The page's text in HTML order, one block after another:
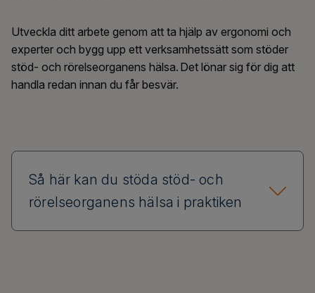
Utveckla ditt arbete genom att ta hjälp av ergonomi och
experter och bygg upp ett verksamhetssätt som stöder
stöd- och rörelseorganens hälsa. Det lönar sig för dig att
handla redan innan du får besvär.
Så här kan du stöda stöd- och
rörelseorganens hälsa i praktiken